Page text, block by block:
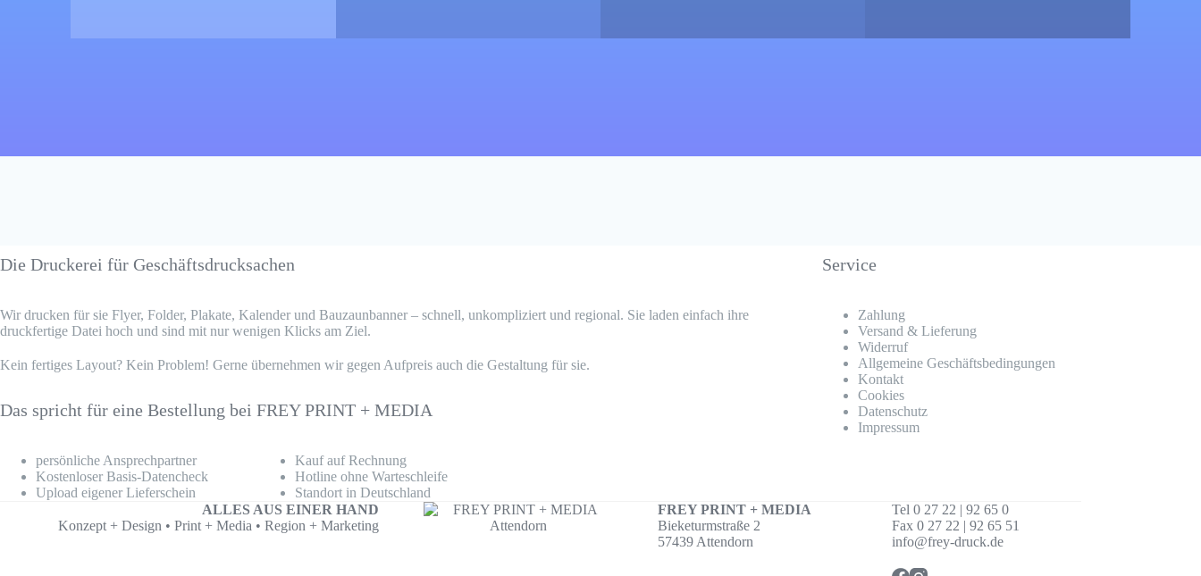
Die Druckerei für Geschäftsdrucksachen
Wir drucken für sie Flyer, Folder, Plakate, Kalender und Bauzaunbanner – schnell, unkompliziert und regional. Sie laden einfach ihre
druckfertige Datei hoch und sind mit nur wenigen Klicks am Ziel.
Kein fertiges Layout? Kein Problem! Gerne übernehmen wir gegen Aufpreis auch die Gestaltung für sie.
Das spricht für eine Bestellung bei FREY PRINT + MEDIA
persönliche Ansprechpartner
Kostenloser Basis-Datencheck
Upload eigener Lieferschein
Kauf auf Rechnung
Hotline ohne Warteschleife
Standort in Deutschland
Service
Zahlung
Versand & Lieferung
Widerruf
Allgemeine Geschäftsbedingungen
Kontakt
Cookies
Datenschutz
Impressum
ALLES AUS EINER HAND
Konzept + Design • Print + Media • Region + Marketing
FREY PRINT + MEDIA
Bieketurmstraße 2
57439 Attendorn
Tel 0 27 22 | 92 65 0
Fax 0 27 22 | 92 65 51
info@frey-druck.de